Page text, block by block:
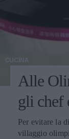
CUCINA
Alle
gli chef
Per evitare la
villaggio